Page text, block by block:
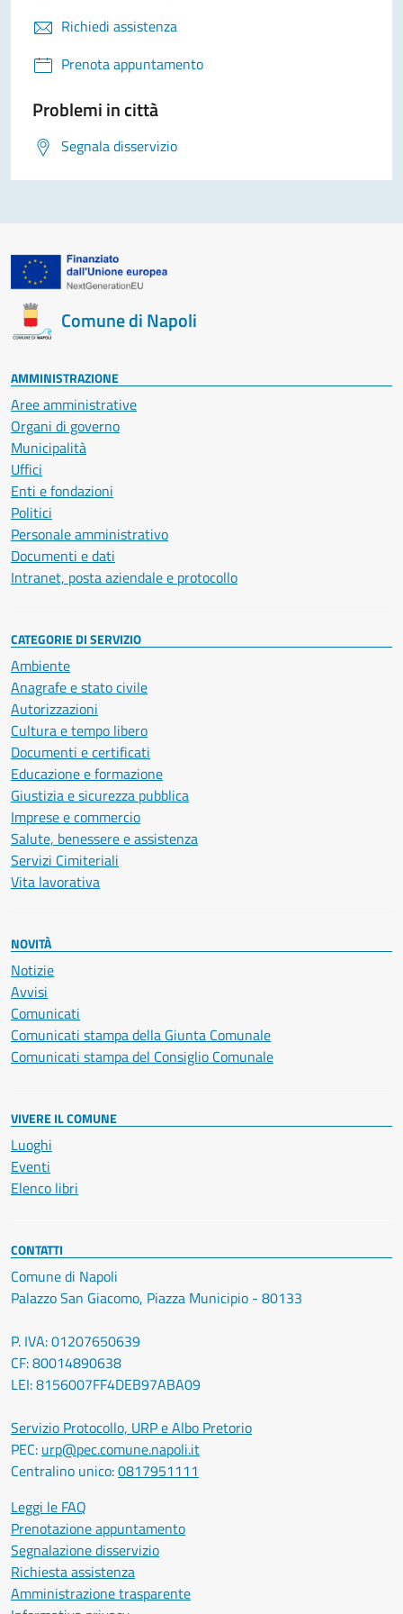
Richiedi assistenza
Prenota appuntamento
Problemi in città
Segnala disservizio
Comune di Napoli
AMMINISTRAZIONE
Aree amministrative
Organi di governo
Municipalità
Uffici
Enti e fondazioni
Politici
Personale amministrativo
Documenti e dati
Intranet, posta aziendale e protocollo
CATEGORIE DI SERVIZIO
Ambiente
Anagrafe e stato civile
Autorizzazioni
Cultura e tempo libero
Documenti e certificati
Educazione e formazione
Giustizia e sicurezza pubblica
Imprese e commercio
Salute, benessere e assistenza
Servizi Cimiteriali
Vita lavorativa
NOVITÀ
Notizie
Avvisi
Comunicati
Comunicati stampa della Giunta Comunale
Comunicati stampa del Consiglio Comunale
VIVERE IL COMUNE
Luoghi
Eventi
Elenco libri
CONTATTI
Comune di Napoli
Palazzo San Giacomo, Piazza Municipio - 80133
P. IVA: 01207650639
CF: 80014890638
LEI: 8156007FF4DEB97ABA09
Servizio Protocollo, URP e Albo Pretorio
PEC: urp@pec.comune.napoli.it
Centralino unico:0817951111
Leggi le FAQ
Prenotazione appuntamento
Segnalazione disservizio
Richiesta assistenza
Amministrazione trasparente